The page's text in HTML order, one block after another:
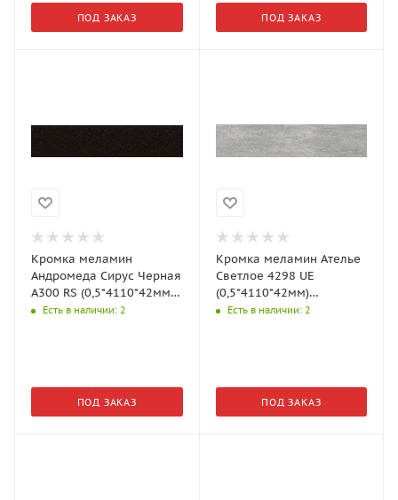
ПОД ЗАКАЗ ПОД ЗАКАЗ
Кромка меламин
Андромеда Сирус Черная
A300 RS (0,5*4110*42мм)
Kronospan
Есть в наличии: 2
ПОД ЗАКАЗ
Кромка меламин Ателье
Светлое 4298 UE
(0,5*4110*42мм)
Kronospan
Есть в наличии: 2
ПОД ЗАКАЗ